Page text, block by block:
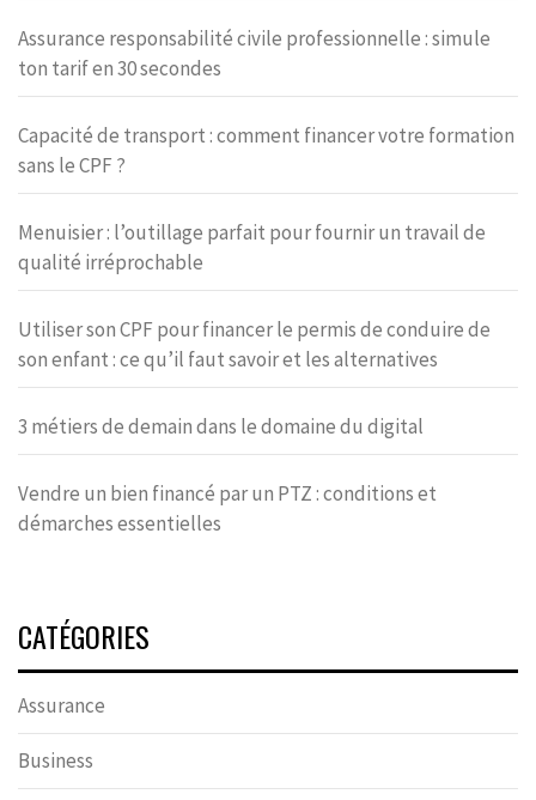
Assurance responsabilité civile professionnelle : simule
ton tarif en 30 secondes
Capacité de transport : comment financer votre formation
sans le CPF ?
Menuisier : l’outillage parfait pour fournir un travail de
qualité irréprochable
Utiliser son CPF pour financer le permis de conduire de
son enfant : ce qu’il faut savoir et les alternatives
3 métiers de demain dans le domaine du digital
Vendre un bien financé par un PTZ : conditions et
démarches essentielles
CATÉGORIES
Assurance
Business